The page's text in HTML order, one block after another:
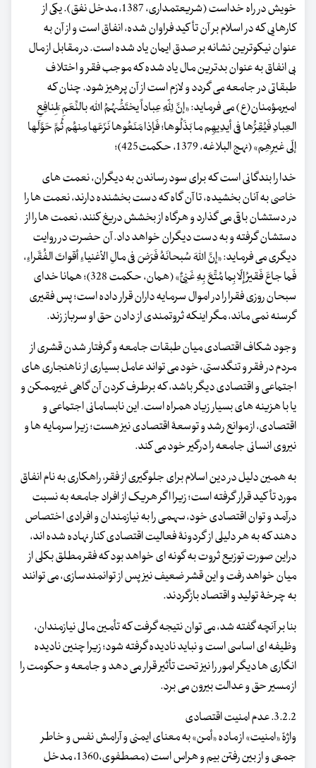
خویش در راه خداست (شریعتمداری، 1387، مدخل نفق). یکی از
کارهایی که در اسلام بر آن تأکید فراوان شده، انفاق است و از آن به
عنوان نیکوترین نشانه بر صدق ایمان یاد شده است. در مقابل از مال
بی انفاق به عنوان بدترین مال یاد شده که موجب فقر و اختلاف
طبقاتی در جامعه می گردد و لازم است از آن پرهیز شود. چنان که
امیرمؤمنان(ع) می فرماید: «إنَّ لِلّهِ عِباداً یختَصُّهُمُ الله بالنِّعَمِ لِمَنافِعِ
العِبادِ فَیُقِرُّها فِی أیدِیهِم ما بَذَلُوها؛ فَإذا مَنَعُوها نَزَعَها مِنهُم ثُمَّ حَوَّلَها
إلَی غیرِهِم» (نهج البلاغه، 1379، حکمت425)؛
خدا را بندگانی است که برای سود رساندن به دیگران، نعمت های
خاصی به آنان بخشیده، تا آن گاه که دست بخشنده دارند، نعمت ها را
در دستشان باقی می گذارد و هرگاه از بخشش دریغ کنند، نعمت ها را از
دستشان گرفته و به دست دیگران خواهد داد. آن حضرت در روایت
دیگری می فرماید: «إِنَّ اللهَ سُبحانَهُ فَرَضَ فی مالِ الأغنیاءِ أقواتَ الفُقَراءِ،
فَما جاعَ فَقیرُ إِلّا بِما مُتِّعَ بِهِ غَنِیٌّ» (همان، حکمت 328)؛ همانا خدای
سبحان روزی فقرا را در اموال سرمایه داران قرار داده است؛ پس فقیری
گرسنه نمی ماند، مگر اینکه ثروتمندی از دادن حق او سرباز زند.
وجود شکاف اقتصادی میان طبقات جامعه و گرفتار شدن قشری از
مردم در فقر و تنگدستی، خود می تواند عامل بسیاری از ناهنجاری های
اجتماعی و اقتصادی دیگر باشد، که برطرف کردن آن گاهی غیرممکن و
یا با هزینه های بسیار زیاد همراه است. این نابسامانی اجتماعی و
اقتصادی، از موانع رشد و توسعۀ اقتصادی نیز هست؛ زیرا سرمایه ها و
نیروی انسانی جامعه را درگیر خود می کند.
به همین دلیل در دین اسلام برای جلوگیری از فقر، راهکاری به نام انفاق
مورد تأکید قرار گرفته است؛ زیرا اگر هریک از افراد جامعه به نسبت
درآمد و توان اقتصادی خود، سهمی را به نیازمندان و افرادی اختصاص
دهند که به هر دلیلی از گردونۀ فعالیت اقتصادی کنار نهاده شده اند،
دراین صورت توزیع ثروت به گونه ای خواهد بود که فقر مطلق بکلی از
میان خواهد رفت و این قشر ضعیف نیز پس از توانمندسازی، می توانند
به چرخۀ تولید و اقتصاد بازگردند.
بنا بر آنچه گفته شد، می توان نتیجه گرفت که تأمین مالی نیازمندان،
وظیفه ای اساسی است و نباید نادیده گرفته شود؛ زیرا چنین نادیده
انگاری ها دیگر امور را نیز تحت تأثیر قرار می دهد و جامعه و حکومت را
از مسیر حق و عدالت بیرون می برد.
3.2.2. عدم امنیت اقتصادی
واژۀ «امنیت» از ماده «أمن» به معنای ایمنی و آرامش نفس و خاطر
جمعی و از بین رفتن بیم و هراس است (مصطفوی،1360، مدخل